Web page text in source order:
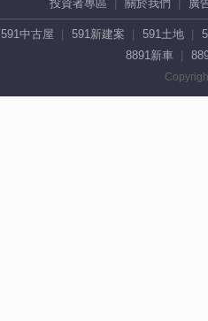
投資者專區 關於我們 廣
591中古屋 591新建案 591土地
8891新車